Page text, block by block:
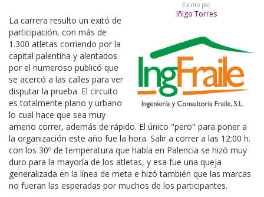
Escrito por
Iñigo Torres
La carrera resulto un exitó de
participación, con más de
1.300 atletas corriendo por la
capital palentina y alentados
por el numeroso publicó que
se acercó a las calles para ver
disputar la prueba. El circuito
es totalmente plano y urbano
lo cual hace que sea muy
ameno correr, además de rápido. El único "pero" para poner a
la organización este año fue la hora. Salir a correr a las 12:00 h.
con los 30º de temperatura que había en Palencia se hizó muy
duro para la mayoría de los atletas, y esa fue una queja
generalizada en la línea de meta e hizó también que las marcas
no fueran las esperadas por muchos de los participantes.